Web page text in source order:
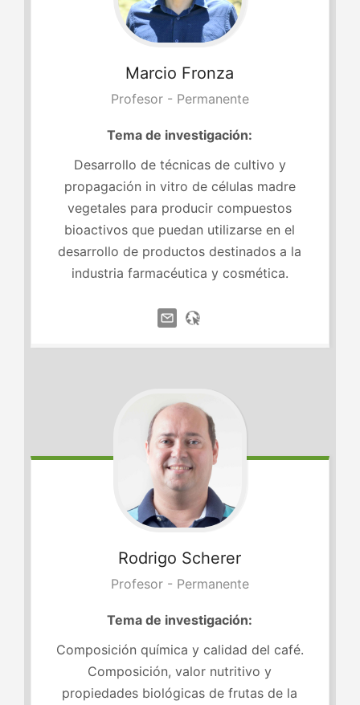
Marcio Fronza
Profesor - Permanente
Tema de investigación:
Desarrollo de técnicas de cultivo y
propagación in vitro de células madre
vegetales para producir compuestos
bioactivos que puedan utilizarse en el
desarrollo de productos destinados a la
industria farmacéutica y cosmética.
Rodrigo Scherer
Profesor - Permanente
Tema de investigación:
Composición química y calidad del café.
Composición, valor nutritivo y
propiedades biológicas de frutas de la